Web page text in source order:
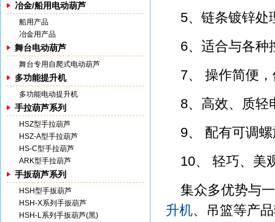
冶金/船用电动葫芦
船用产品
冶金用产品
舞台电动葫芦
舞台专用自爬式电动葫芦
多功能提升机
多功能电动提升机
手拉葫芦系列
HSZ型手拉葫芦
HSZ-A型手拉葫芦
HS-C型手拉葫芦
ARK型手拉葫芦
手扳葫芦系列
HSH型手扳葫芦
HSH-X系列手扳葫芦
HSH-L系列手扳葫芦(黑)
5、链条镀锌处
6、适合与各种
7、 操作简便
8、高效、质轻
9、 配有可调
10、 轻巧、
集众多优势与
升机、吊篮等产